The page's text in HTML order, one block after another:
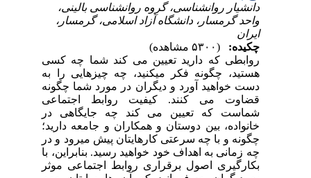
دانشیار روانشناسی، گروه روانشناسی بالینی،
واحد گرمسار، دانشگاه آزاد اسلامی، گرمسار،
ایران
چکیده:
روابطی که دارید تعیین می­ کند شما چه کسی
هستید، چگونه فکر می­کنید، چه چیزهایی را به
دست خواهید آورد و دیگران در مورد شما چگونه
قضاوت می­ کنند.
کیفیت روابط اجتماعی
شماست که تعیین می­ کند چه جایگاهی در
خانواده، بین دوستان و همکاران و جامعه دارید؛
چگونه و با چه سرعتی کارهایتان پیش می­رود و در
چه زمانی به اهداف خود خواهید رسید. بنابراین، با
بکارگیری اصول برقراری روابط اجتماعی موثر